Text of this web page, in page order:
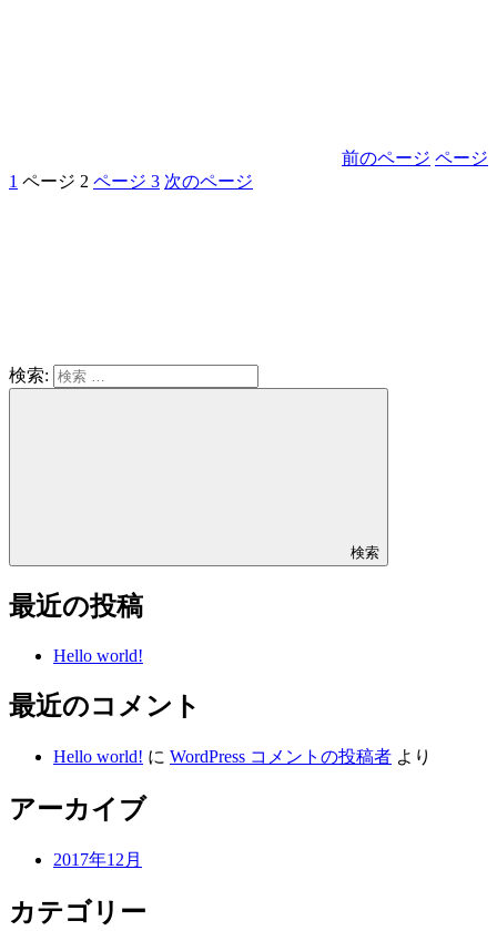
前のページ ページ
1 ページ 2 ページ 3 次のページ
検索:
検索
最近の投稿
Hello world!
最近のコメント
Hello world! に WordPress コメントの投稿者 より
アーカイブ
2017年12月
カテゴリー